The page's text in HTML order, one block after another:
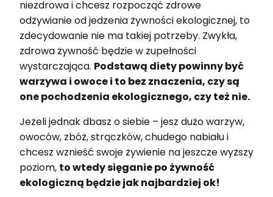
niezdrowa i chcesz rozpocząć zdrowe
odżywianie od jedzenia żywności ekologicznej, to
zdecydowanie nie ma takiej potrzeby. Zwykła,
zdrowa żywność będzie w zupełności
wystarczająca. Podstawą diety powinny być
warzywa i owoce i to bez znaczenia, czy są
one pochodzenia ekologicznego, czy też nie.
Jeżeli jednak dbasz o siebie – jesz dużo warzyw,
owoców, zbóż, strączków, chudego nabiału i
chcesz wznieść swoje żywienie na jeszcze wyższy
poziom, to wtedy sięganie po żywność
ekologiczną będzie jak najbardziej ok!